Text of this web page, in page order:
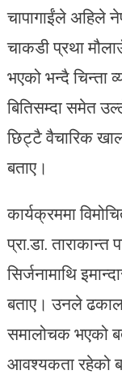
चापागाईंले अहिले
चाकडी प्रथा
भएको भन्दै चिन्ता
बितिसम्दा समेत
छिट्टै वैचारिक
बताए।
कार्यक्रममा
प्रा.डा.
सिर्जनामाथि
बताए। उनले ढकाल
समालोचक भएको
आवश्यकता रहेको